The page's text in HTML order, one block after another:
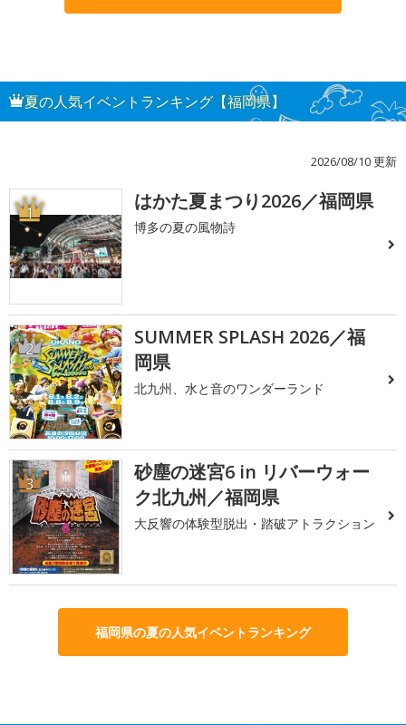
夏の人気イベントランキング【福岡県】
2026/08/10 更新
1 はかた夏まつり2026／福岡県
博多の夏の風物詩
2
SUMMER SPLASH 2026／福
岡県
北九州、水と音のワンダーランド
3
砂塵の迷宮6 in リバーウォー
ク北九州／福岡県
大反響の体験型脱出・踏破アトラクション
福岡県の夏の人気イベントランキング